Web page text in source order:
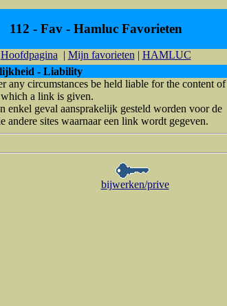
112 - Fav - Hamluc Favorieten
Hoofdpagina | Mijn favorieten | HAMLUC
- Liability
any circumstances be held liable for the content of
a link is given.
enkel geval aansprakelijk gesteld worden voor de
andere sites waarnaar een link wordt gegeven.
bijwerken/prive